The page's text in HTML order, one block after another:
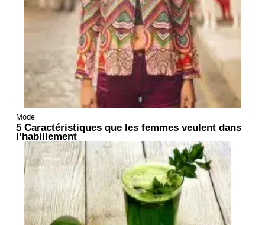
Mode
5 Caractéristiques que les femmes veulent dans
l’habillement